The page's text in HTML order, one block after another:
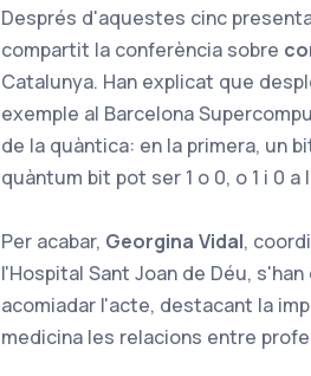
Després d'aquestes cinc
compartit la conferència sobre
Catalunya. Han explicat que
exemple al Barcelona
de la quàntica: en la primera, un
quàntum bit pot ser 1 o 0, o 1 i 0 a
Per acabar, Georgina Vidal,
l'Hospital Sant Joan de Déu,
acomiadar l'acte, destacant la
medicina les relacions entre